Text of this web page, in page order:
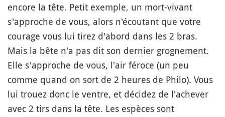
encore la tête. Petit exemple, un mort-vivant
s'approche de vous, alors n'écoutant que votre
courage vous lui tirez d'abord dans les 2 bras.
Mais la bête n'a pas dit son dernier grognement.
Elle s'approche de vous, l'air féroce (un peu
comme quand on sort de 2 heures de Philo). Vous
lui trouez donc le ventre, et décidez de l'achever
avec 2 tirs dans la tête. Les espèces sont